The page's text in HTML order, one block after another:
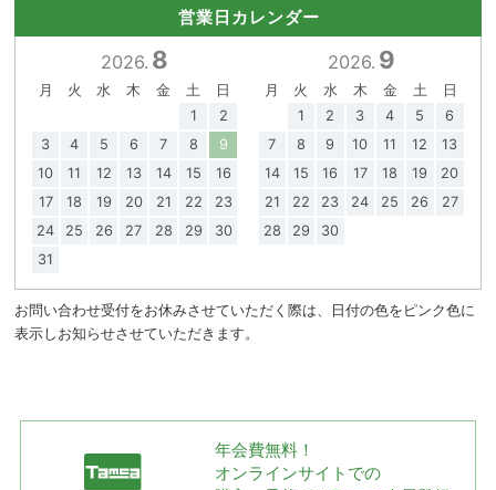
営業日カレンダー
2026. 8
月 火 水 木 金 土
日
1
2
3
4 5 6 7 8
9
10
11 12 13 14 15
16
17
18 19 20 21 22
23
24
25 26 27 28 29
30
31
2026. 9
月 火 水 木 金 土
日
1
2 3 4 5
6
7
8 9 10 11 12
13
14
15 16 17 18 19
20
21
22 23 24 25 26
27
28
29 30
お問い合わせ受付をお休みさせていただく際は、日付の色をピンク色に
表示しお知らせさせていただきます。
年会費無料！
オンラインサイトでの